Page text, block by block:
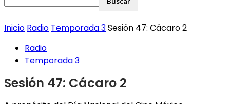
Inicio Radio Temporada 3Sesión 47: Cácaro 2
Radio
Temporada 3
Sesión 47: Cácaro 2